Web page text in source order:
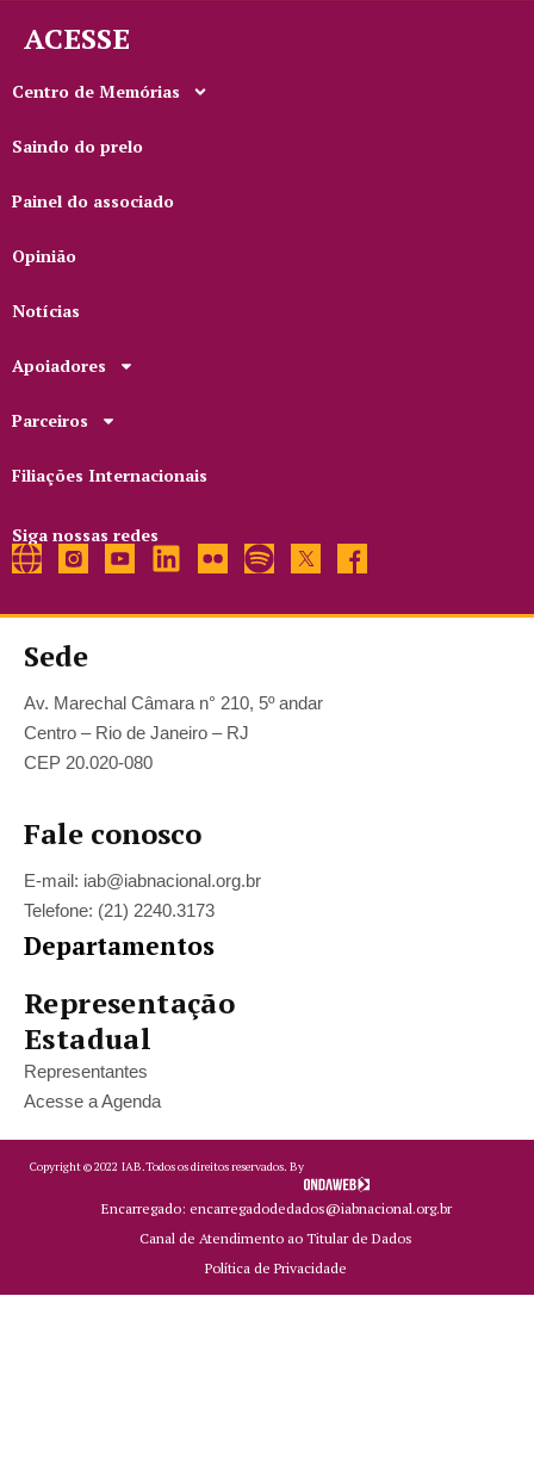
ACESSE
Centro de Memórias
Saindo do prelo
Painel do associado
Opinião
Notícias
Apoiadores
Parceiros
Filiações Internacionais
Siga nossas redes
Sede
Av. Marechal Câmara n° 210, 5º andar
Centro – Rio de Janeiro – RJ
CEP 20.020-080
Fale conosco
E-mail: iab@iabnacional.org.br
Telefone: (21) 2240.3173
Departamentos
Representação
Estadual
Representantes
Acesse a Agenda
Copyright ©2022 IAB.Todos os direitos reservados. By
Encarregado: encarregadodedados@iabnacional.org.br
Canal de Atendimento ao Titular de Dados
Política de Privacidade